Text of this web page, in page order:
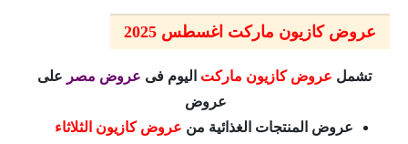
عروض كازيون ماركت اغسطس 2025
تشمل عروض كازيون ماركت اليوم فى عروض مصر على
عروض
عروض المنتجات الغذائية من عروض كازيون الثلاثاء